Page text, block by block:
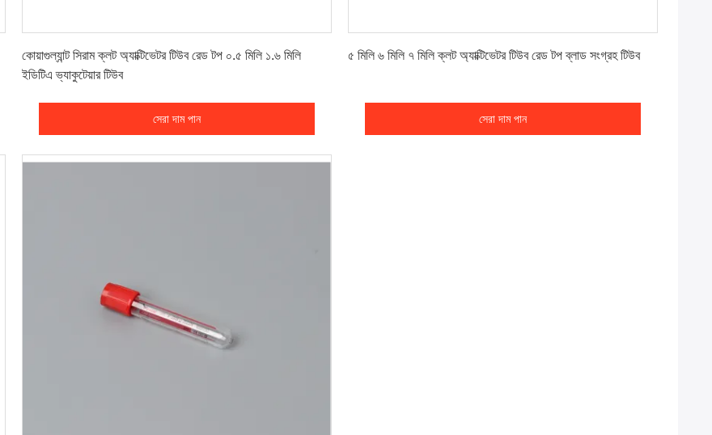
কোয়াগুল্যান্ট সিরাম ক্লট অ্যাক্টিভেটর টিউব রেড টপ ০.৫ মিলি ১.৬ মিলি
ইডিটিএ ভ্যাকুটেয়ার টিউব
সেরা দাম পান
৫ মিলি ৬ মিলি ৭ মিলি ক্লট অ্যাক্টিভেটর টিউব রেড টপ ব্লাড সংগ্রহ টিউব
সেরা দাম পান